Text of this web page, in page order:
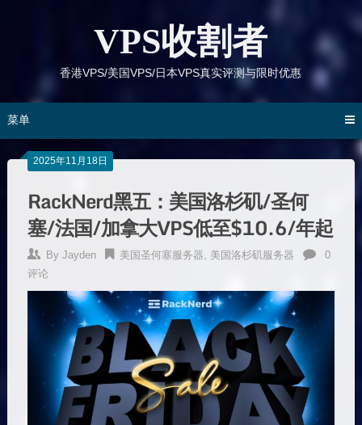
VPS收割者
香港VPS/美国VPS/日本VPS真实评测与限时优惠
菜单
2025年11月18日
RackNerd黑五：美国洛杉矶/圣何
塞/法国/加拿大VPS低至$10.6/年起
By Jayden 美国圣何塞服务器, 美国洛杉矶服务器
0
评论